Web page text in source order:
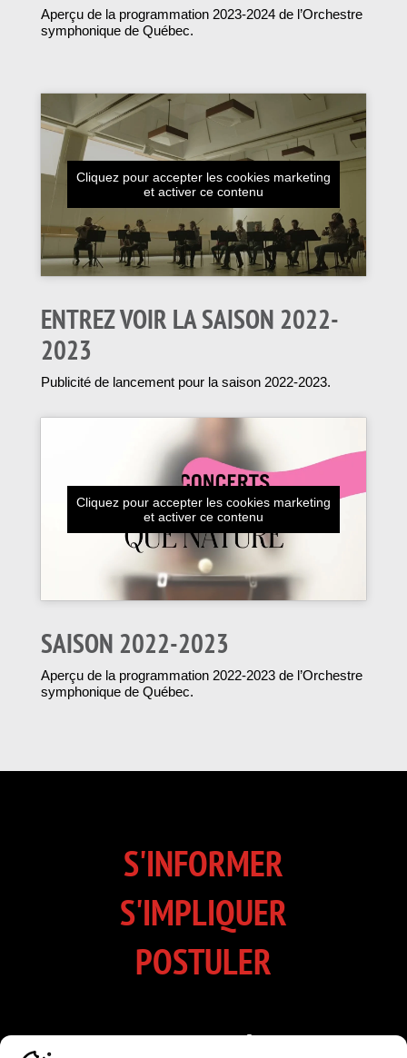
Aperçu de la programmation 2023-2024 de l’Orchestre
symphonique de Québec.
Cliquez pour accepter les cookies marketing
et activer ce contenu
ENTREZ VOIR LA SAISON 2022-
2023
Publicité de lancement pour la saison 2022-2023.
Cliquez pour accepter les cookies marketing
et activer ce contenu
SAISON 2022-2023
Aperçu de la programmation 2022-2023 de l’Orchestre
symphonique de Québec.
S'INFORMER
S'IMPLIQUER
POSTULER